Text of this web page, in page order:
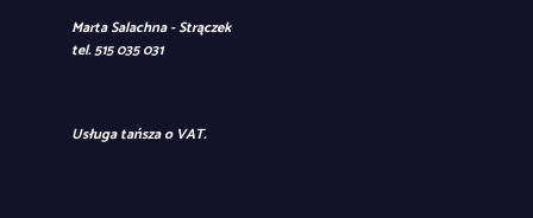
Marta Salachna - Strączek
tel. 515 035 031
Usługa tańsza o VAT.